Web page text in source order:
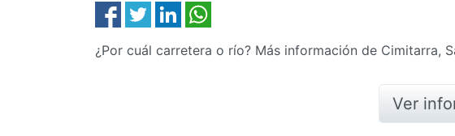
¿Por cuál carretera o río? Más información de Cimitarra,
Ver